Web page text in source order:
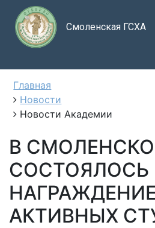
Смоленская ГСХА
Главная
Новости
Новости Академии
В
СОСТОЯЛОСЬ
АКТИВНЫХ